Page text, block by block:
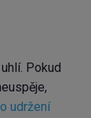
Pokud
udržení